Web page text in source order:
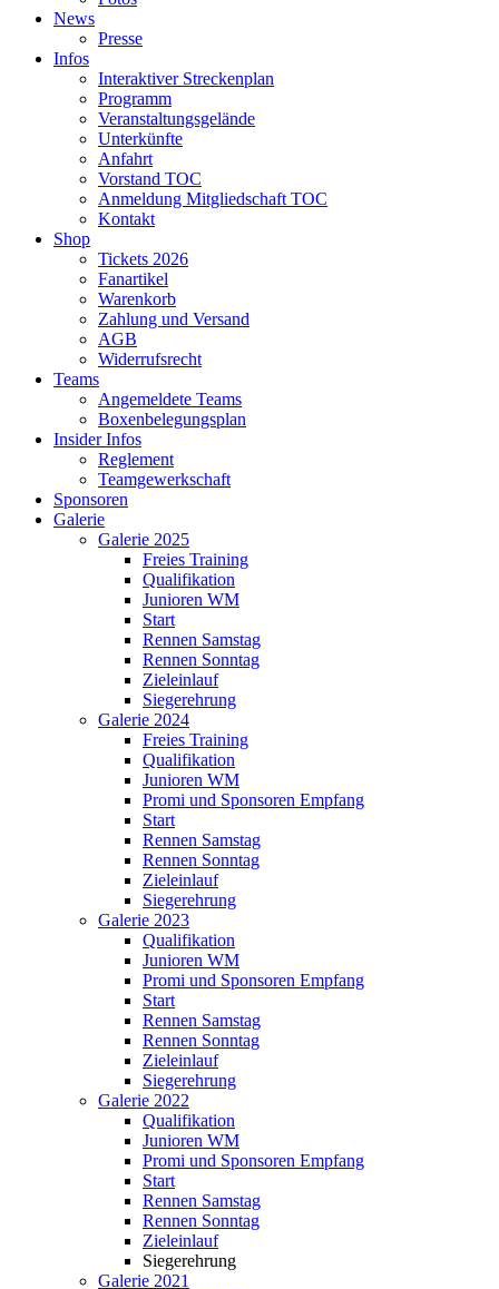
News
Presse
Infos
Interaktiver Streckenplan
Programm
Veranstaltungsgelände
Unterkünfte
Anfahrt
Vorstand TOC
Anmeldung Mitgliedschaft TOC
Kontakt
Shop
Tickets 2026
Fanartikel
Warenkorb
Zahlung und Versand
AGB
Widerrufsrecht
Teams
Angemeldete Teams
Boxenbelegungsplan
Insider Infos
Reglement
Teamgewerkschaft
Sponsoren
Galerie
Galerie 2025
Freies Training
Qualifikation
Junioren WM
Start
Rennen Samstag
Rennen Sonntag
Zieleinlauf
Siegerehrung
Galerie 2024
Freies Training
Qualifikation
Junioren WM
Promi und Sponsoren Empfang
Start
Rennen Samstag
Rennen Sonntag
Zieleinlauf
Siegerehrung
Galerie 2023
Qualifikation
Junioren WM
Promi und Sponsoren Empfang
Start
Rennen Samstag
Rennen Sonntag
Zieleinlauf
Siegerehrung
Galerie 2022
Qualifikation
Junioren WM
Promi und Sponsoren Empfang
Start
Rennen Samstag
Rennen Sonntag
Zieleinlauf
Siegerehrung
Galerie 2021